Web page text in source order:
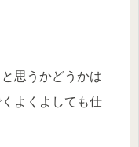
思うかどうかは
よくよしても仕